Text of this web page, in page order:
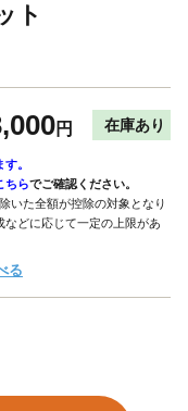
ト
円 在庫あり
。
ちらでご確認ください。
いた全額が控除の対象となり
などに応じて一定の上限があ
る